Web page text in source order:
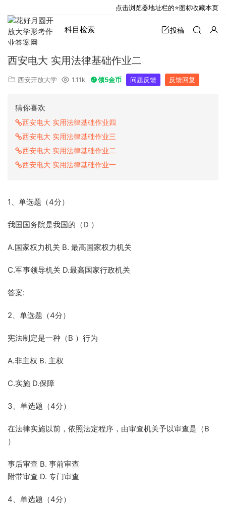
科目检索 投稿
西安电大 实用法律基础作业二
西安开放大学 1.11k 领5金币 问题反馈 反馈回复
猜你喜欢
西安电大 实用法律基础作业四
西安电大 实用法律基础作业三
西安电大 实用法律基础作业二
西安电大 实用法律基础作业一
1、单选题（4分）
我国国务院是我国的（D ）
A.国家权力机关 B. 最高国家权力机关
C.军事领导机关 D.最高国家行政机关
答案:
2、单选题（4分）
宪法制定是一种（B ）行为
A.非主权 B. 主权
C.实施 D.保障
3、单选题（4分）
在法律实施以前，依照法定程序，由审查机关予以审查是（B
）
事后审查 B. 事前审查
附带审查 D. 专门审查
4、单选题（4分）
点击浏览器地址栏的⭐图标收藏本页